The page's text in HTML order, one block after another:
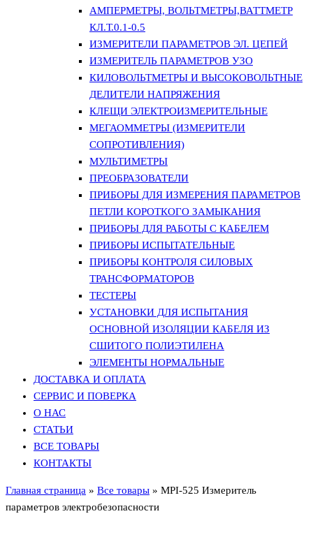
АМПЕРМЕТРЫ, ВОЛЬТМЕТРЫ,ВАТТМЕТР
КЛ.Т.0.1-0.5
ИЗМЕРИТЕЛИ ПАРАМЕТРОВ ЭЛ. ЦЕПЕЙ
ИЗМЕРИТЕЛЬ ПАРАМЕТРОВ УЗО
КИЛОВОЛЬТМЕТРЫ И ВЫСОКОВОЛЬТНЫЕ
ДЕЛИТЕЛИ НАПРЯЖЕНИЯ
КЛЕЩИ ЭЛЕКТРОИЗМЕРИТЕЛЬНЫЕ
МЕГАОММЕТРЫ (ИЗМЕРИТЕЛИ
СОПРОТИВЛЕНИЯ)
МУЛЬТИМЕТРЫ
ПРЕОБРАЗОВАТЕЛИ
ПРИБОРЫ ДЛЯ ИЗМЕРЕНИЯ ПАРАМЕТРОВ
ПЕТЛИ КОРОТКОГО ЗАМЫКАНИЯ
ПРИБОРЫ ДЛЯ РАБОТЫ С КАБЕЛЕМ
ПРИБОРЫ ИСПЫТАТЕЛЬНЫЕ
ПРИБОРЫ КОНТРОЛЯ СИЛОВЫХ
ТРАНСФОРМАТОРОВ
ТЕСТЕРЫ
УСТАНОВКИ ДЛЯ ИСПЫТАНИЯ
ОСНОВНОЙ ИЗОЛЯЦИИ КАБЕЛЯ ИЗ
СШИТОГО ПОЛИЭТИЛЕНА
ЭЛЕМЕНТЫ НОРМАЛЬНЫЕ
ДОСТАВКА И ОПЛАТА
СЕРВИС И ПОВЕРКА
О НАС
СТАТЬИ
ВСЕ ТОВАРЫ
КОНТАКТЫ
Главная страница » Все товары » MPI-525 Измеритель
параметров электробезопасности